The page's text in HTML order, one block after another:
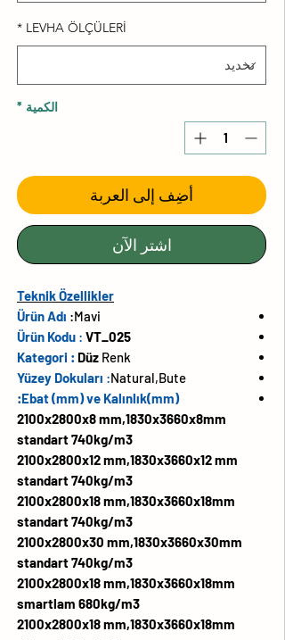
LEVHA ÖLÇÜLERİ
*
الكمية *
أضِف إلى العربة
اشترِ الآن
Teknik Özellikler
Ürün Adı :Mavi
Ürün Kodu : VT_025
Kategori : Düz Renk
Yüzey Dokuları :Natural,Bute
Ebat (mm) ve Kalınlık(mm):
2100x2800x8 mm,1830x3660x8mm
standart 740kg/m3
2100x2800x12 mm,1830x3660x12 mm
standart 740kg/m3
2100x2800x18 mm,1830x3660x18mm
standart 740kg/m3
2100x2800x30 mm,1830x3660x30mm
standart 740kg/m3
2100x2800x18 mm,1830x3660x18mm
smartlam 680kg/m3
2100x2800x18 mm,1830x3660x18mm